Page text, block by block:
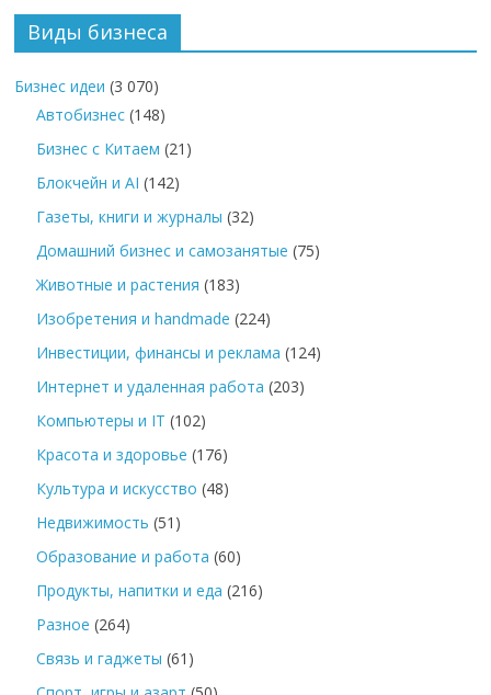
Виды бизнеса
Бизнес идеи (3 070)
Автобизнес (148)
Бизнес с Китаем (21)
Блокчейн и AI (142)
Газеты, книги и журналы (32)
Домашний бизнес и самозанятые (75)
Животные и растения (183)
Изобретения и handmade (224)
Инвестиции, финансы и реклама (124)
Интернет и удаленная работа (203)
Компьютеры и IT (102)
Красота и здоровье (176)
Культура и искусство (48)
Недвижимость (51)
Образование и работа (60)
Продукты, напитки и еда (216)
Разное (264)
Связь и гаджеты (61)